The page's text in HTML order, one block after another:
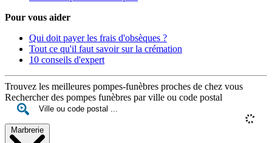
Pour vous aider
Qui doit payer les frais d'obsèques ?
Tout ce qu'il faut savoir sur la crémation
10 conseils d'expert
Trouvez les meilleures pompes-funèbres proches de chez vous
Rechercher des pompes funèbres par ville ou code postal
Marbrerie